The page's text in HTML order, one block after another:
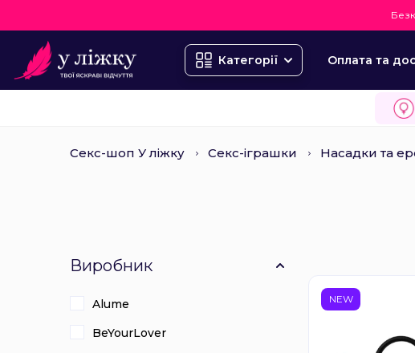
Категорії Оплата та
Секс-шоп У ліжку Секс-іграшки Насадки та
Виробник
Alume
BeYourLover
NEW